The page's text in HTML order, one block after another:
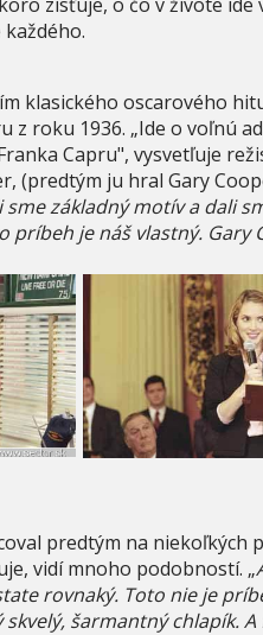
klasického oscarového
z roku 1936. „Ide o voľnú
Capru", vysvetľuje
(predtým ju hral Gary
základný motív a dali
príbeh je náš vlastný. Gary
predtým na niekoľkých
vidí mnoho podobností. „
rovnaký. Toto nie je
skvelý, šarmantný chlapík.